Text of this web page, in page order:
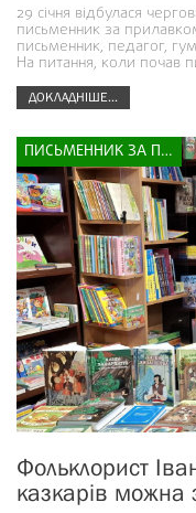
29 січня відбулася
письменник за
письменник, педагог,
На питання, коли почав
ДОКЛАДНІШЕ...
ПИСЬМЕННИК ЗА ПРИЛАВКОМ
Фольклорист
казкарів можна